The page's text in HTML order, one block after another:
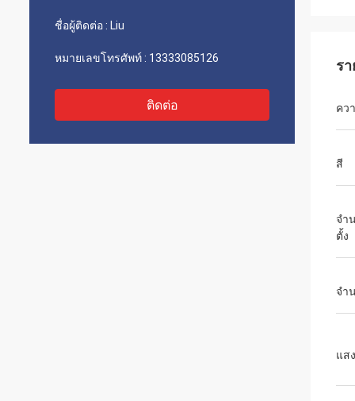
ชื่อผู้ติดต่อ : Liu
หมายเลขโทรศัพท์ : 13333085126
ติดต่อ
ร
คว
สี
จำ
ตั้ง
จำ
แส